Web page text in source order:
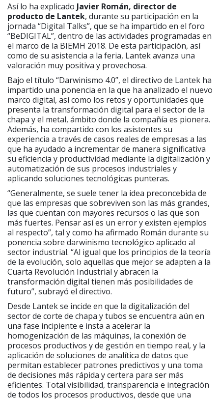
Así lo ha explicado Javier Román, director de
producto de Lantek, durante su participación en la
jornada “Digital Talks”, que se ha impartido en el foro
“BeDIGITAL”, dentro de las actividades programadas en
el marco de la BIEMH 2018. De esta participación, así
como de su asistencia a la feria, Lantek avanza una
valoración muy positiva y provechosa.
Bajo el título “Darwinismo 4.0”, el directivo de Lantek ha
impartido una ponencia en la que ha analizado el nuevo
marco digital, así como los retos y oportunidades que
presenta la transformación digital para el sector de la
chapa y el metal, ámbito donde la compañía es pionera.
Además, ha compartido con los asistentes su
experiencia a través de casos reales de empresas a las
que ha ayudado a incrementar de manera significativa
su eficiencia y productividad mediante la digitalización y
automatización de sus procesos industriales y
aplicando soluciones tecnológicas punteras.
“Generalmente, se suele tener la idea preconcebida de
que las empresas que sobreviven son las más grandes,
las que cuentan con mayores recursos o las que son
más fuertes. Pensar así es un error y existen ejemplos
al respecto”, tal y como ha afirmado Román durante su
ponencia sobre darwinismo tecnológico aplicado al
sector industrial. “Al igual que los principios de la teoría
de la evolución, solo aquellas que mejor se adapten a la
Cuarta Revolución Industrial y abracen la
transformación digital tienen más posibilidades de
futuro”, subrayó el directivo.
Desde Lantek se incide en que la digitalización del
sector de corte de chapa y tubos se encuentra aún en
una fase incipiente e insta a acelerar la
homogenización de las máquinas, la conexión de
procesos productivos y de gestión en tiempo real, y la
aplicación de soluciones de analítica de datos que
permitan establecer patrones predictivos y una toma
de decisiones más rápida y certera para ser más
eficientes. Total visibilidad, transparencia e integración
de todos los procesos productivos, desde que una